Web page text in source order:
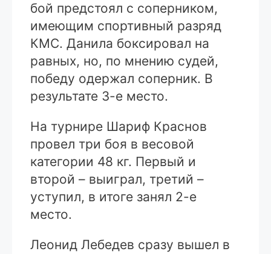
бой предстоял с соперником,
имеющим спортивный разряд
КМС. Данила боксировал на
равных, но, по мнению судей,
победу одержал соперник. В
результате 3-е место.
На турнире Шариф Краснов
провел три боя в весовой
категории 48 кг. Первый и
второй – выиграл, третий –
уступил, в итоге занял 2-е
место.
Леонид Лебедев сразу вышел в